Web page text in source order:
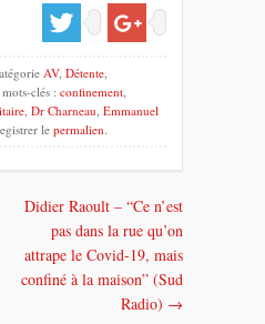
AV, Détente,
clés : confinement,
, Dr Charneau, Emmanuel
lepermalien.
Didier Raoult – “Ce n’est
pas dans la rue qu’on
attrape le Covid-19, mais
confiné à la maison” (Sud
Radio) →